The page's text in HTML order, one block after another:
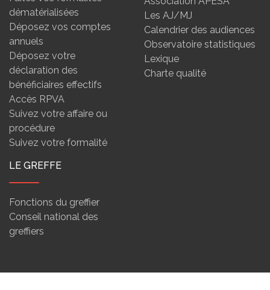
dématérialisées
Déposez vos comptes
annuels
Déposez votre
déclaration des
bénéficiaires effectifs
Accès RPVA
Suivez votre affaire ou
procédure
Suivez votre formalité
Les AJ/MJ
Calendrier des audiences
Observatoire statistiques
Lexique
Charte qualité
LE GREFFE
Fonctions du greffier
Conseil national des
greffiers